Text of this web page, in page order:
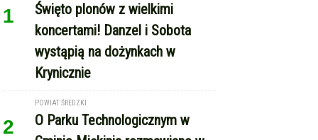
1
Święto plonów z wielkimi
koncertami! Danzel i Sobota
wystąpią na dożynkach w
Krynicznie
2
POWIAT ŚREDZKI
O Parku Technologicznym w